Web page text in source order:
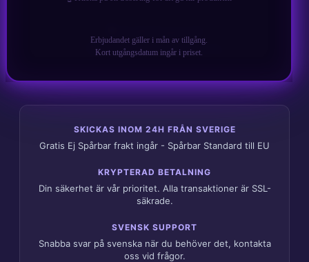
Erbjudandet gäller i mån av tillgång.
Kort utgångsdatum ingår i priset.
📦 100% Diskret leverans
SKICKAS INOM 24H FRÅN SVERIGE
Gratis Ej Spårbar frakt ingår - Spårbar Standard till EU
KRYPTERAD BETALNING
Din säkerhet är vår prioritet. Alla transaktioner är SSL-
säkrade.
SVENSK SUPPORT
Snabba svar på svenska när du behöver det, kontakta
oss vid frågor.